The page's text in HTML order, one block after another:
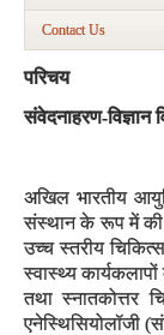
Contact Us
परिचय
संवेदनाहरण-विज्ञान
अखिल भारतीय
संस्थान के रूप में की
उच्च स्तरीय
स्वास्थ्य
तथा स्नातकोत्तर
एनेस्थिसियोलॉजी